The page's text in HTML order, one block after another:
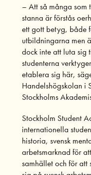
– Att så många som
stanna är förstås
ett gott betyg, både
utbildningarna men
dock inte att luta sig
studenterna
etablera sig här,
Handelshögskolan i
Stockholms
Stockholm Student
internationella
historia, svensk
arbetsmarknad för
samhället och för att